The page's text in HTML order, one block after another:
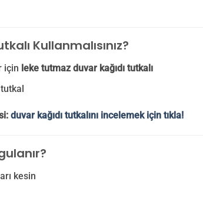
Kullanmalısınız?
için leke tutmaz duvar kağıdı tutkalı
duvar kağıdı tutkalını incelemek için tıkla!
kesin